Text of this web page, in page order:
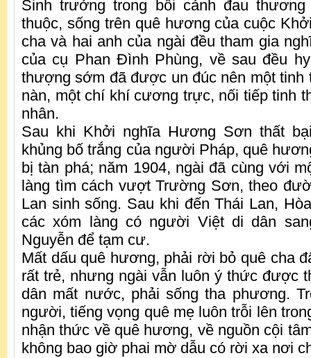
Sinh trưởng trong bối cảnh đau
thuộc, sống trên quê hương của cuộc
cha và hai anh của ngài đều tham gia
của cụ Phan Đình Phùng, về sau đều
thượng sớm đã được un đúc nên một tinh
nàn, một chí khí cương trực, nối tiếp tinh
nhân.
Sau khi Khởi nghĩa Hương Sơn thất
khủng bố trắng của người Pháp, quê
bị tàn phá; năm 1904, ngài đã cùng với
làng tìm cách vượt Trường Sơn, theo
Lan sinh sống. Sau khi đến Thái Lan,
các xóm làng có người Việt di dân
Nguyễn để tạm cư.
Mất dấu quê hương, phải rời bỏ quê cha
rất trẻ, nhưng ngài vẫn luôn ý thức được
dân mất nước, phải sống tha phương.
người, tiếng vọng quê mẹ luôn trỗi lên
nhận thức về quê hương, về nguồn cội
không bao giờ phai mờ dẫu có rời xa nơi